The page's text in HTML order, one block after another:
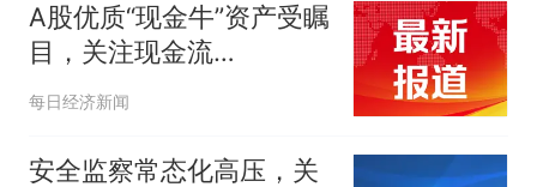
热 那个在床头放菜刀的女孩，
因老师一句“跟我回家”改写了
A股优质“现金牛”资产受瞩
目，关注现金流
ETF（159399），一键布
每日经济新闻
安全监察常态化高压，关